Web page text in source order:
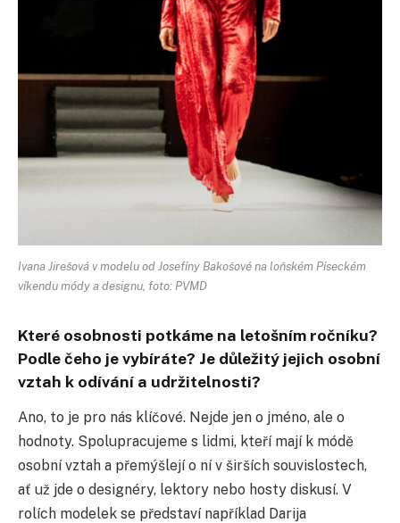
Ivana Jirešová v modelu od Josefíny Bakošové na loňském Píseckém
víkendu módy a designu, foto: PVMD
Které osobnosti potkáme na letošním ročníku?
Podle čeho je vybíráte? Je důležitý jejich osobní
vztah k odívání a udržitelnosti?
Ano, to je pro nás klíčové. Nejde jen o jméno, ale o
hodnoty. Spolupracujeme s lidmi, kteří mají k módě
osobní vztah a přemýšlejí o ní v širších souvislostech,
ať už jde o designéry, lektory nebo hosty diskusí. V
rolích modelek se představí například Darija